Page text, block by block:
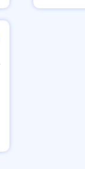
賞与あり